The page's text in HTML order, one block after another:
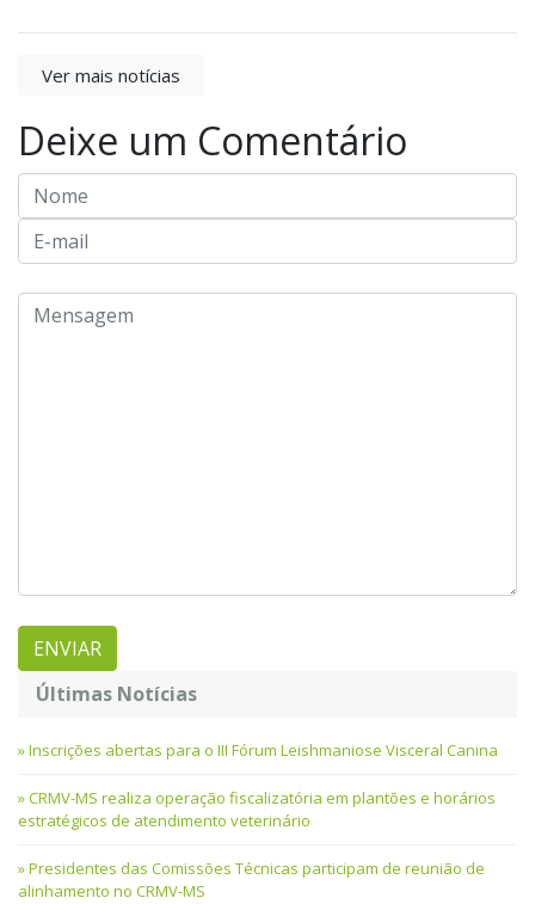
Ver mais notícias
Deixe um Comentário
Últimas Notícias
Inscrições abertas para o III Fórum Leishmaniose Visceral Canina
CRMV-MS realiza operação fiscalizatória em plantões e horários
estratégicos de atendimento veterinário
Presidentes das Comissões Técnicas participam de reunião de
alinhamento no CRMV-MS